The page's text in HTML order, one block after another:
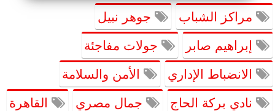
مراكز الشباب جوهر نبيل
إبراهيم صابر جولات مفاجئة
الانضباط الإداري الأمن والسلامة
نادي بركة الحاج جمال مصري القاهرة